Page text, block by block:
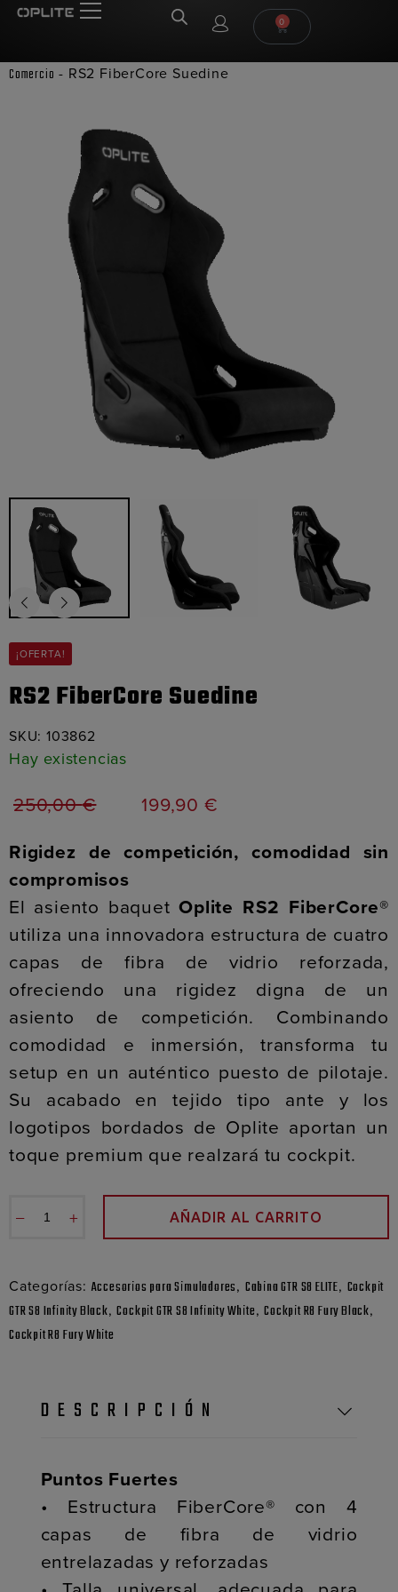
0
Comercio - RS2 FiberCore Suedine
¡OFERTA!
RS2 FiberCore Suedine
SKU: 103862
Hay existencias
250,00€ 199,90 €
Rigidez de competición, comodidad sin
compromisos
El asiento baquetOplite RS2 FiberCore®
utiliza una innovadora estructura de cuatro
capas de fibra de vidrio reforzada,
ofreciendo una rigidez digna de un
asiento de competición. Combinando
comodidad e inmersión, transforma tu
setup en un auténtico puesto de pilotaje.
Su acabado en tejido tipo ante y los
logotipos bordados de Oplite aportan un
toque premium que realzará tu cockpit.
− + AÑADIR AL CARRITO
Categorías: Accesorios para Simuladores, Cabina GTR S8 ELITE, Cockpit
GTR S8 Infinity Black,Cockpit GTR S8 Infinity White,Cockpit R8 Fury Black,
Cockpit R8 Fury White
DESCRIPCIÓN
Puntos Fuertes
• Estructura FiberCore® con 4
capas de fibra de vidrio
entrelazadas y reforzadas